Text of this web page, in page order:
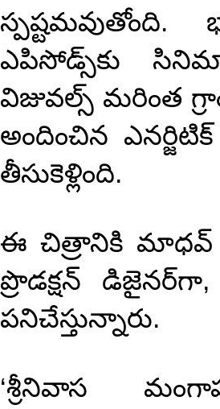
ఎపిసోడ్స్‌కు
విజువల్స్ మరింత
అందించిన
తీసుకెళ్లింది.
ఈ చిత్రానికి మాధవ్
ప్రొడక్షన్
పనిచేస్తున్నారు.
‘శ్రీనివాస